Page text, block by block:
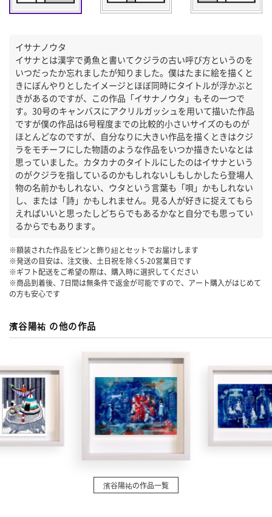
イサナノウタ
イサナとは漢字で勇魚と書いてクジラの古い呼び方というのを
いつだったか忘れましたが知りました。僕はたまに絵を描くと
きにぼんやりとしたイメージとほぼ同時にタイトルが浮かぶと
きがあるのですが、この作品「イサナノウタ」もその一つで
す。30号のキャンバスにアクリルガッシュを用いて描いた作品
ですが僕の作品は6号程度までの比較的小さいサイズのものが
ほとんどなのですが、自分なりに大きい作品を描くときはクジ
ラをモチーフにした物語のような作品をいつか描きたいなとは
思っていました。カタカナのタイトルにしたのはイサナという
のがクジラを指しているのかもしれないしもしかしたら登場人
物の名前かもしれない、ウタという言葉も「唄」かもしれない
し、または「詩」かもしれません。見る人が好きに捉えてもら
えればいいと思ったしどちらでもあるかなと自分でも思ってい
るからでもあります。
※額装された作品をピンと飾り紐とセットでお届けします
※発送の目安は、注文後、土日祝を除く5-20営業日です
※ギフト配送をご希望の際は、購入時に選択してください
※商品到着後、7日間は無条件で返金が可能ですので、アート購入がはじめて
の方も安心です
濱谷陽祐 の他の作品
濱谷陽祐の作品一覧